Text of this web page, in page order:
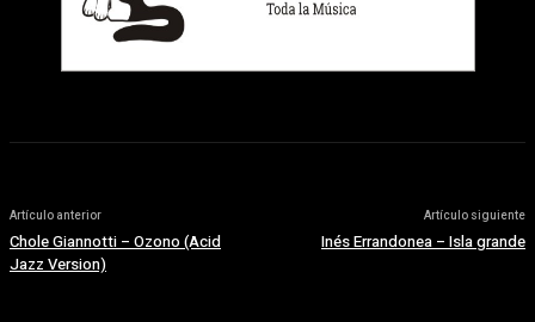
Artículo anterior
Chole Giannotti – Ozono (Acid
Jazz Version)
Artículo siguiente
Inés Errandonea – Isla grande